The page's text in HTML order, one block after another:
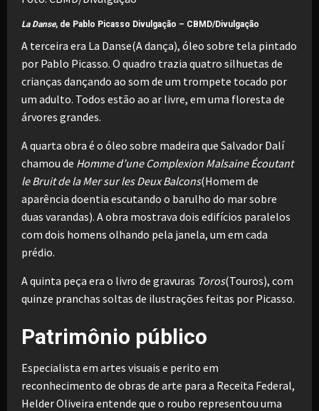
La Danse, de Pablo Picasso Divulgação – CBMD/Divulgação
A terceira era La Danse(A dança), óleo sobre tela pintado
por Pablo Picasso. O quadro trazia quatro silhuetas de
crianças dançando ao som de um trompete tocado por
um adulto. Todos estão ao ar livre, em uma floresta de
árvores grandes.
A quarta obra é o óleo sobre madeira que Salvador Dalí
chamou de Homme d’une Complexion Malsaine Écoutant
le Bruit de la Mer sur les Deux Balcons(Homem de
aparência doentia escutando o barulho do mar sobre
duas varandas). A obra mostrava dois edifícios paralelos
com dois homens olhando pela janela, um em cada
prédio.
A quinta peça era o livro de gravuras Toros(Touros), com
quinze pranchas soltas de ilustrações feitas por Picasso.
Patrimônio público
Especialista em artes visuais e perito em
reconhecimento de obras de arte para a Receita Federal,
Helder Oliveira entende que o roubo representou uma